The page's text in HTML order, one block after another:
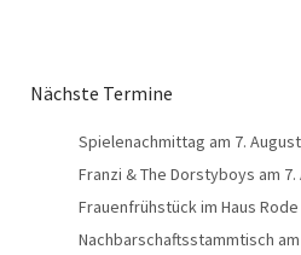
Nächste Termine
Spielenachmittag am 7.
Franzi & The Dorstyboys am
Frauenfrühstück im Haus Rode
Nachbarschaftsstammtisch